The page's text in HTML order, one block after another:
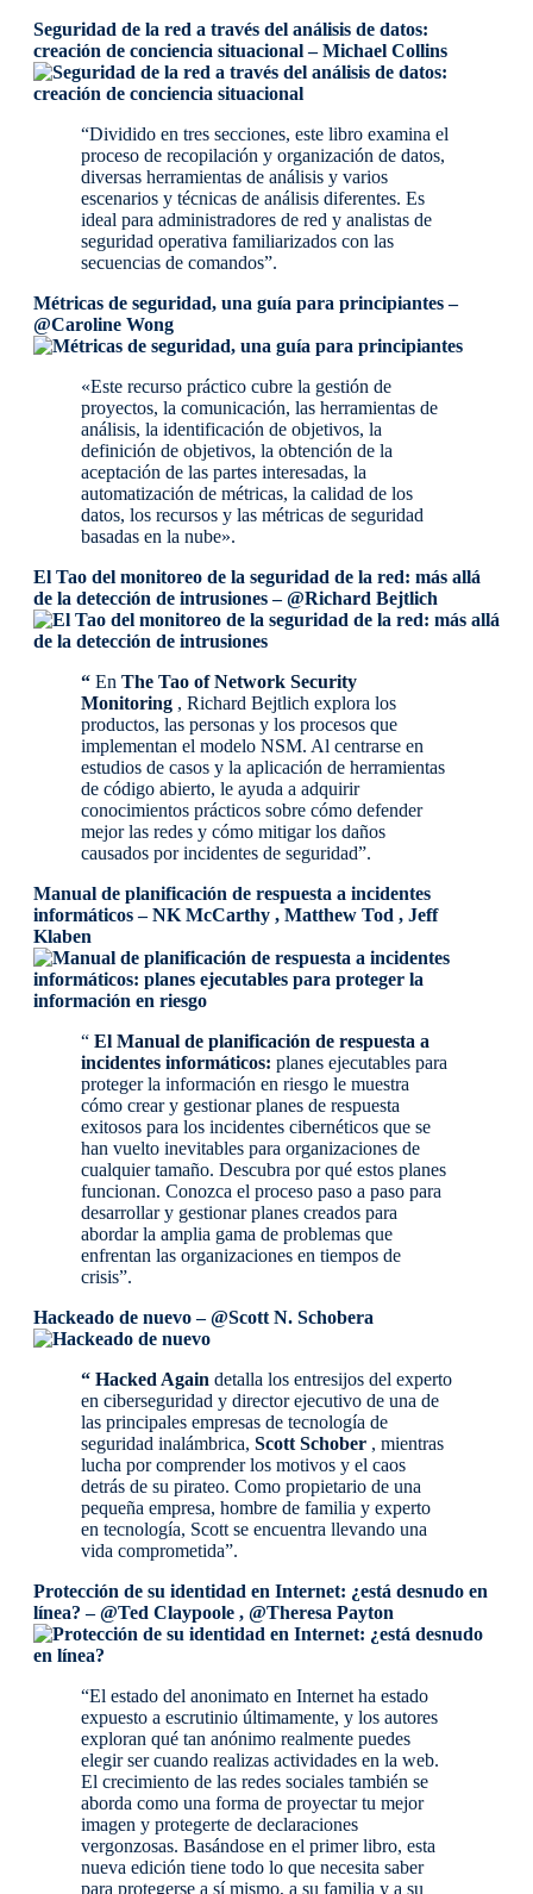
Seguridad de la red a través del análisis de datos:
creación de conciencia situacional – Michael Collins
“Dividido en tres secciones, este libro examina el
proceso de recopilación y organización de datos,
diversas herramientas de análisis y varios
escenarios y técnicas de análisis diferentes. Es
ideal para administradores de red y analistas de
seguridad operativa familiarizados con las
secuencias de comandos”.
Métricas de seguridad, una guía para principiantes –
@Caroline Wong
«Este recurso práctico cubre la gestión de
proyectos, la comunicación, las herramientas de
análisis, la identificación de objetivos, la
definición de objetivos, la obtención de la
aceptación de las partes interesadas, la
automatización de métricas, la calidad de los
datos, los recursos y las métricas de seguridad
basadas en la nube».
El Tao del monitoreo de la seguridad de la red: más allá
de la detección de intrusiones – @Richard Bejtlich
“ En The Tao of Network Security
Monitoring , Richard Bejtlich explora los
productos, las personas y los procesos que
implementan el modelo NSM. Al centrarse en
estudios de casos y la aplicación de herramientas
de código abierto, le ayuda a adquirir
conocimientos prácticos sobre cómo defender
mejor las redes y cómo mitigar los daños
causados ​​por incidentes de seguridad”.
Manual de planificación de respuesta a incidentes
informáticos–NK McCarthy , Matthew Tod , Jeff
Klaben
“ El Manual de planificación de respuesta a
incidentes informáticos: planes ejecutables para
proteger la información en riesgo le muestra
cómo crear y gestionar planes de respuesta
exitosos para los incidentes cibernéticos que se
han vuelto inevitables para organizaciones de
cualquier tamaño. Descubra por qué estos planes
funcionan. Conozca el proceso paso a paso para
desarrollar y gestionar planes creados para
abordar la amplia gama de problemas que
enfrentan las organizaciones en tiempos de
crisis”.
Hackeado de nuevo – @Scott N. Schobera
“ Hacked Again detalla los entresijos del experto
en ciberseguridad y director ejecutivo de una de
las principales empresas de tecnología de
seguridad inalámbrica, Scott Schober , mientras
lucha por comprender los motivos y el caos
detrás de su pirateo. Como propietario de una
pequeña empresa, hombre de familia y experto
en tecnología, Scott se encuentra llevando una
vida comprometida”.
Protección de su identidad en Internet: ¿está desnudo en
línea? – @Ted Claypoole , @Theresa Payton
“El estado del anonimato en Internet ha estado
expuesto a escrutinio últimamente, y los autores
exploran qué tan anónimo realmente puedes
elegir ser cuando realizas actividades en la web.
El crecimiento de las redes sociales también se
aborda como una forma de proyectar tu mejor
imagen y protegerte de declaraciones
vergonzosas. Basándose en el primer libro, esta
nueva edición tiene todo lo que necesita saber
para protegerse a sí mismo, a su familia y a su